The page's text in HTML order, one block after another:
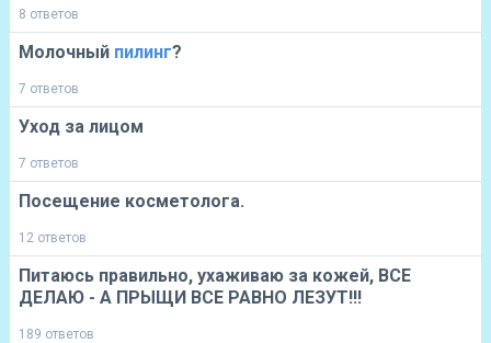
8 ответов
Молочный пилинг?
7 ответов
Уход за лицом
7 ответов
Посещение косметолога.
12 ответов
Питаюсь правильно, ухаживаю за кожей, ВСЕ
ДЕЛАЮ - А ПРЫЩИ ВСЕ РАВНО ЛЕЗУТ!!!
189 ответов